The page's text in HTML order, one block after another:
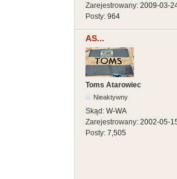
Zarejestrowany: 2009-03-
Posty: 964
AS...
Toms Atarowiec
Nieaktywny
Skąd: W-WA
Zarejestrowany: 2002-05-
Posty: 7,505